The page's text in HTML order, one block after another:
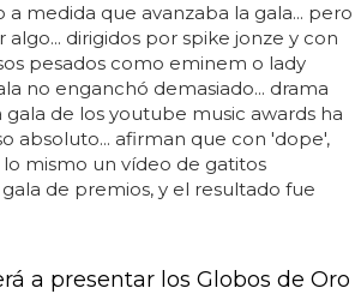
medida que avanzaba la gala... pero
algo... dirigidos por spike jonze y con
pesados como eminem o lady
no enganchó demasiado... drama
de los youtube music awards ha
absoluto... afirman que con 'dope',
lo mismo un vídeo de gatitos
de premios, y el resultado fue
a presentar los Globos de Oro